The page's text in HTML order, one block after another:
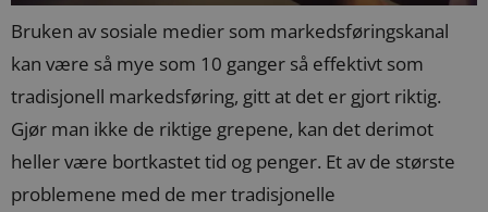
Bruken av sosiale medier som markedsføringskanal
kan være så mye som 10 ganger så effektivt som
tradisjonell markedsføring, gitt at det er gjort riktig.
Gjør man ikke de riktige grepene, kan det derimot
heller være bortkastet tid og penger. Et av de største
problemene med de mer tradisjonelle